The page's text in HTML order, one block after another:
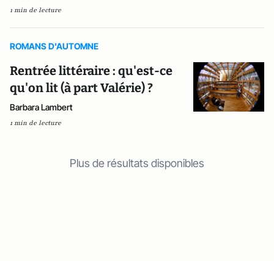
1 min de lecture
ROMANS D'AUTOMNE
Rentrée littéraire : qu'est-ce
qu'on lit (à part Valérie) ?
Barbara Lambert
1 min de lecture
Plus de résultats disponibles